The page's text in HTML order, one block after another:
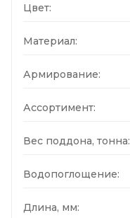
Цвет:
Материал:
Армирование:
Ассортимент:
Вес поддона, тонна:
Водопоглощение:
Длина, мм: